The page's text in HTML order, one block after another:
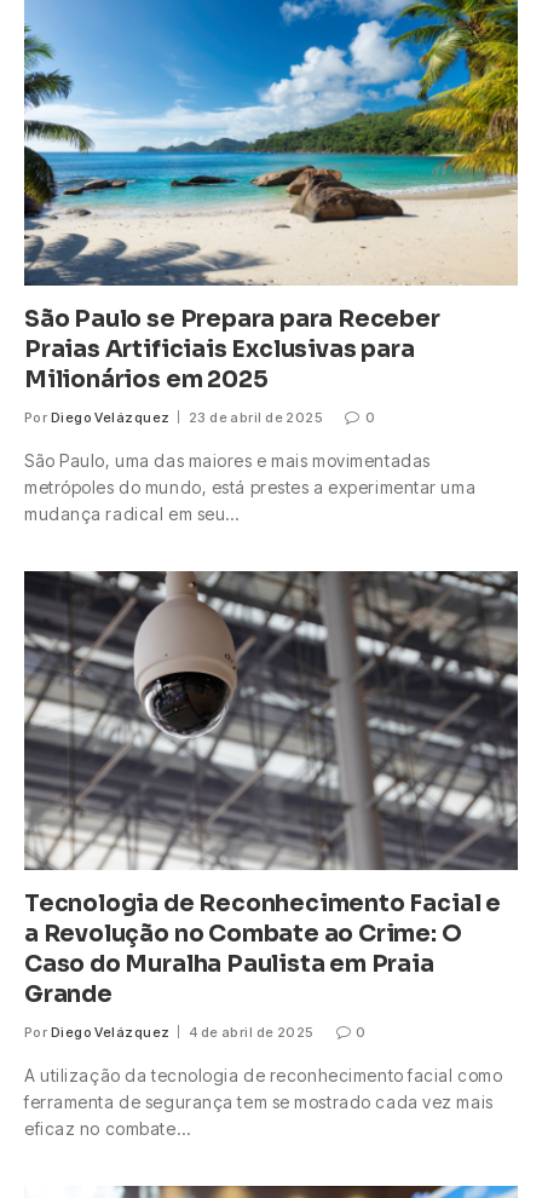
São Paulo se Prepara para Receber
Praias Artificiais Exclusivas para
Milionários em 2025
Por Diego Velázquez 23 de abril de 2025 0
São Paulo, uma das maiores e mais movimentadas
metrópoles do mundo, está prestes a experimentar uma
mudança radical em seu…
Tecnologia de Reconhecimento Facial e
a Revolução no Combate ao Crime: O
Caso do Muralha Paulista em Praia
Grande
Por Diego Velázquez 4 de abril de 2025 0
A utilização da tecnologia de reconhecimento facial como
ferramenta de segurança tem se mostrado cada vez mais
eficaz no combate…